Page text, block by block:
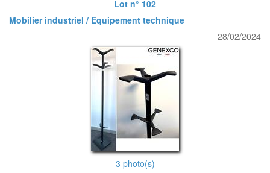
Lot n° 102
Mobilier industriel / Equipement technique
28/02/2024
3 photo(s)